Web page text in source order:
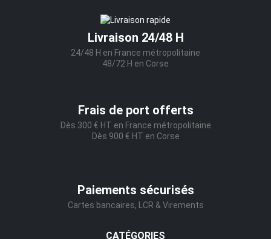
Livraison 24/48 H
24/48 H en France métropolitaine
48/72 H en Corse
Frais de port offerts
Dès 300 € HT en France métropolitaine
Dès 900 € HT en Corse
Paiements sécurisés
Cartes bancaires, LCR & Virements
CATÉGORIES